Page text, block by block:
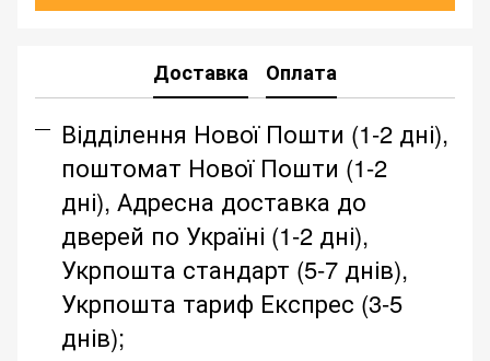
Доставка Оплата
Відділення Нової Пошти (1-2 дні),
поштомат Нової Пошти (1-2
дні), Адресна доставка до
дверей по Україні (1-2 дні),
Укрпошта стандарт (5-7 днів),
Укрпошта тариф Експрес (3-5
днів);